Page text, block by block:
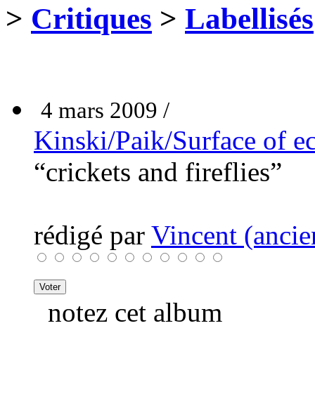
> Critiques > Labellisés
4 mars 2009 /
Kinski/Paik/Surface of
“crickets and fireflies”
rédigé par Vincent
notez cet album